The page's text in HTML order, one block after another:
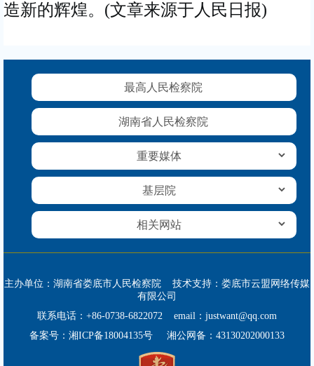
造新的辉煌。(文章来源于人民日报)
最高人民检察院
湖南省人民检察院
主办单位：湖南省娄底市人民检察院 技术支持：娄底市云盟网络传媒
有限公司
联系电话：+86-0738-6822072 email：justwant@qq.com
备案号： 湘ICP备18004135号 湘公网备： 43130202000133